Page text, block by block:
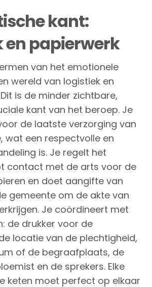
kant:
en papierwerk
van het emotionele
wereld van logistiek en
is de minder zichtbare,
kant van het beroep. Je
de laatste verzorging van
wat een respectvolle en
is. Je regelt het
contact met de arts voor de
en doet aangifte van
gemeente om de akte van
Je coördineert met
de drukker voor de
locatie van de plechtigheid,
of de begraafplaats, de
en de sprekers. Elke
keten moet perfect op elkaar